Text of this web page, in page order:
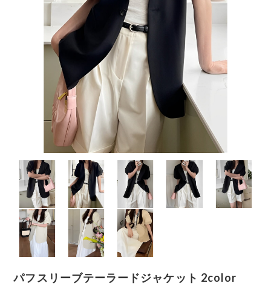
パフスリーブテーラードジャケット 2color